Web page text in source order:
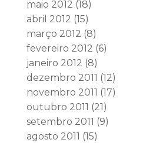
maio 2012 (18)
abril 2012 (15)
março 2012 (8)
fevereiro 2012 (6)
janeiro 2012 (8)
dezembro 2011 (12)
novembro 2011 (17)
outubro 2011 (21)
setembro 2011 (9)
agosto 2011 (15)